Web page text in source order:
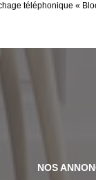
téléphonique «
NOS